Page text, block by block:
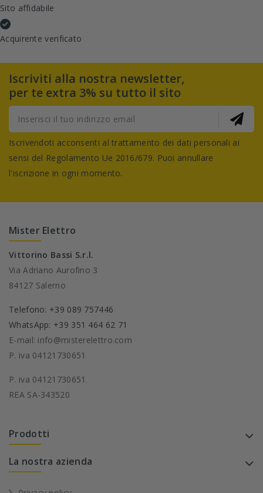
Sito affidabile
Acquirente verificato
Iscriviti alla nostra newsletter,
per te extra 3% su tutto il sito
Iscrivendoti acconsenti al trattamento dei dati personali ai
sensi del Regolamento Ue 2016/679. Puoi annullare
l'iscrizione in ogni momento.
Mister Elettro
Vittorino Bassi S.r.l.
Via Adriano Aurofino 3
84127 Salerno
Telefono: +39 089 757446
WhatsApp: +39 351 464 62 71
E-mail: info@misterelettro.com
P. iva 04121730651
P. iva 04121730651
REA SA-343520
Prodotti
La nostra azienda